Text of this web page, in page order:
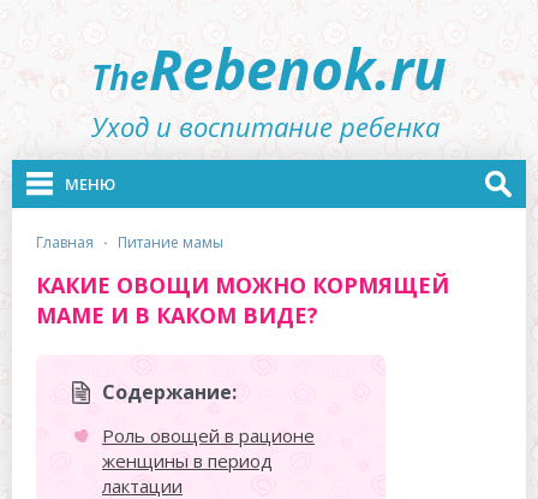
TheRebenok.ru
Уход и воспитание ребенка
МЕНЮ
главная · питание мамы
КАКИЕ ОВОЩИ МОЖНО КОРМЯЩЕЙ
МАМЕ И В КАКОМ ВИДЕ?
Содержание:
Роль овощей в рационе
женщины в период
лактации